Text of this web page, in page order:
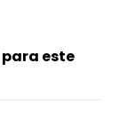
para este